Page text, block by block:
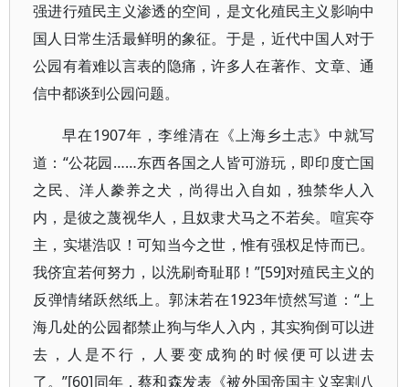
强进行殖民主义渗透的空间，是文化殖民主义影响中
国人日常生活最鲜明的象征。于是，近代中国人对于
公园有着难以言表的隐痛，许多人在著作、文章、通
信中都谈到公园问题。
早在1907年，李维清在《上海乡土志》中就写
道：“公花园……东西各国之人皆可游玩，即印度亡国
之民、洋人豢养之犬，尚得出入自如，独禁华人入
内，是彼之蔑视华人，且奴隶犬马之不若矣。喧宾夺
主，实堪浩叹！可知当今之世，惟有强权足恃而已。
我侪宜若何努力，以洗刷奇耻耶！”[59]对殖民主义的
反弹情绪跃然纸上。郭沫若在1923年愤然写道：“上
海几处的公园都禁止狗与华人入内，其实狗倒可以进
去，人是不行，人要变成狗的时候便可以进去
了。”[60]同年，蔡和森发表《被外国帝国主义宰割八